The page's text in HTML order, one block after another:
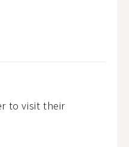
to visit their